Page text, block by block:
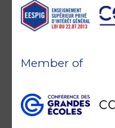
Member of